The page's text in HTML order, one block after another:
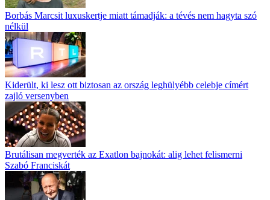
Borbás Marcsit luxuskertje miatt támadják: a tévés nem hagyta szó
nélkül
Kiderült, ki lesz ott biztosan az ország leghülyébb celebje címért
zajló versenyben
Brutálisan megverték az Exatlon bajnokát: alig lehet felismerni
Szabó Franciskát